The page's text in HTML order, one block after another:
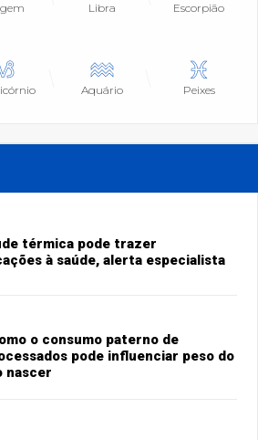
Libra Escorpião
Aquário Peixes
térmica pode trazer
à saúde, alerta especialista
o consumo paterno de
pode influenciar peso do
nascer